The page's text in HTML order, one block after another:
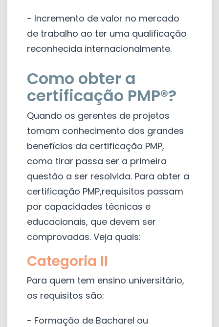
- Incremento de valor no mercado
de trabalho ao ter uma qualificação
reconhecida internacionalmente.
Como obter a
certificação PMP®?
Quando os gerentes de projetos
tomam conhecimento dos grandes
benefícios da certificação PMP,
como tirar passa ser a primeira
questão a ser resolvida. Para obter a
certificação PMP,requisitos passam
por capacidades técnicas e
educacionais, que devem ser
comprovadas. Veja quais:
Categoria II
Para quem tem ensino universitário,
os requisitos são:
- Formação de Bacharel ou